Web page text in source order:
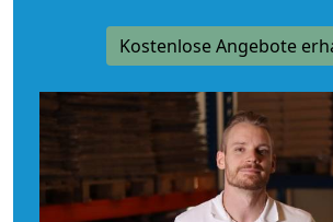
Kostenlose Angebote